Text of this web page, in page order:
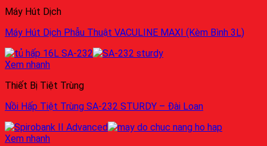
Máy Hút Dịch
Máy Hút Dịch Phẫu Thuật VACULINE MAXI (Kèm Bình 3L)
Xem nhanh
Thiết Bị Tiệt Trùng
Nồi Hấp Tiệt Trùng SA-232 STURDY – Đài Loan
Xem nhanh